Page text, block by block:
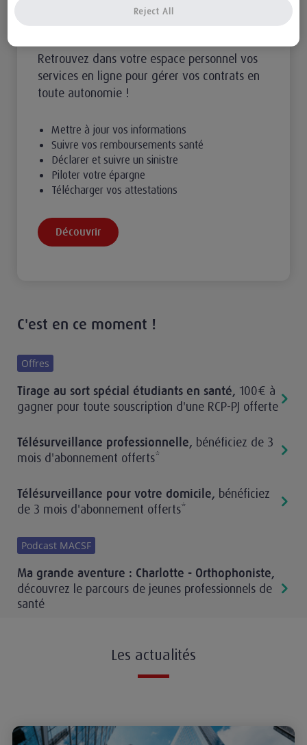
Vos services en ligne
Retrouvez dans votre espace personnel vos
services en ligne pour gérer vos contrats en
toute autonomie !
Mettre à jour vos informations
Suivre vos remboursements santé
Déclarer et suivre un sinistre
Piloter votre épargne
Télécharger vos attestations
Découvrir
C'est en ce moment !
Offres
Tirage au sort spécial étudiants en santé, 100€ à
gagner pour toute souscription d'une RCP-PJ offerte
Télésurveillance professionnelle, bénéficiez de 3
mois d'abonnement offerts*
Télésurveillance pour votre domicile, bénéficiez
de 3 mois d'abonnement offerts*
Podcast MACSF
Ma grande aventure : Charlotte - Orthophoniste,
découvrez le parcours de jeunes professionnels de
santé
Les actualités
Reject All